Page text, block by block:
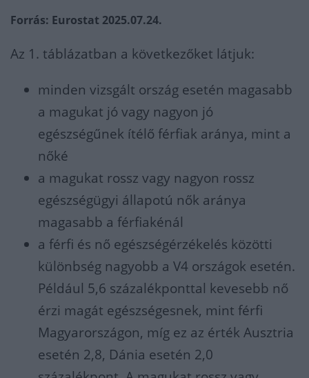
Forrás: Eurostat 2025.07.24.
Az 1. táblázatban a következőket látjuk:
minden vizsgált ország esetén magasabb
a magukat jó vagy nagyon jó
egészségűnek ítélő férfiak aránya, mint a
nőké
a magukat rossz vagy nagyon rossz
egészségügyi állapotú nők aránya
magasabb a férfiakénál
a férfi és nő egészségérzékelés közötti
különbség nagyobb a V4 országok esetén.
Például 5,6 százalékponttal kevesebb nő
érzi magát egészségesnek, mint férfi
Magyarországon, míg ez az érték Ausztria
esetén 2,8, Dánia esetén 2,0